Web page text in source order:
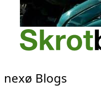
nexø Blogs